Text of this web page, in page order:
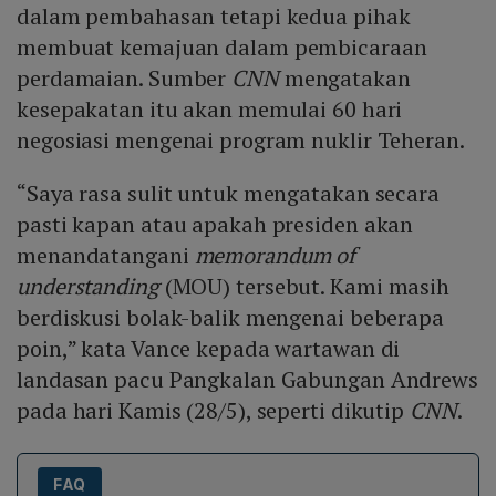
dalam pembahasan tetapi kedua pihak
membuat kemajuan dalam pembicaraan
perdamaian. Sumber CNNmengatakan
kesepakatan itu akan memulai 60 hari
negosiasi mengenai program nuklir Teheran.
“Saya rasa sulit untuk mengatakan secara
pasti kapan atau apakah presiden akan
menandatangani memorandum of
understanding(MOU) tersebut. Kami masih
berdiskusi bolak-balik mengenai beberapa
poin,” kata Vance kepada wartawan di
landasan pacu Pangkalan Gabungan Andrews
pada hari Kamis (28/5), seperti dikutip CNN.
FAQ